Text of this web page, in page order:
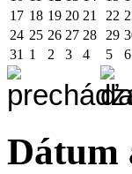
17 18 19 20 21 22
24 25 26 27 28 29
31 1 2 3 4 5 6
Dátum